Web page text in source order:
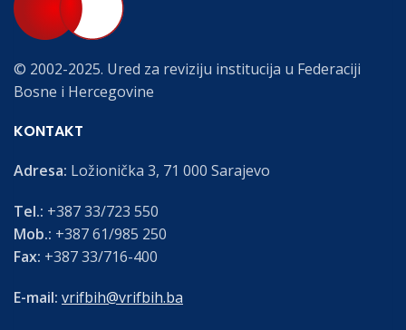
© 2002-2025. Ured za reviziju institucija u Federaciji
Bosne i Hercegovine
KONTAKT
Adresa: Ložionička 3, 71 000 Sarajevo
Tel.: +387 33/723 550
Mob.: +387 61/985 250
Fax: +387 33/716-400
E-mail: vrifbih@vrifbih.ba